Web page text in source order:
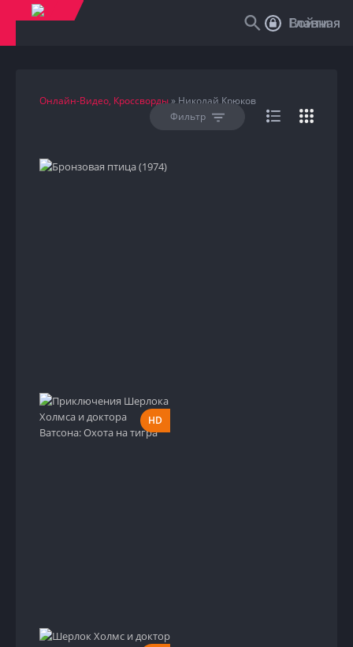
Войти
Главная
Онлайн-Видео, Кроссворды» Николай Крюков
Фильтр
HD